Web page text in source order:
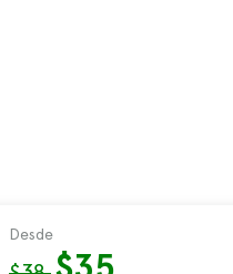
Desde